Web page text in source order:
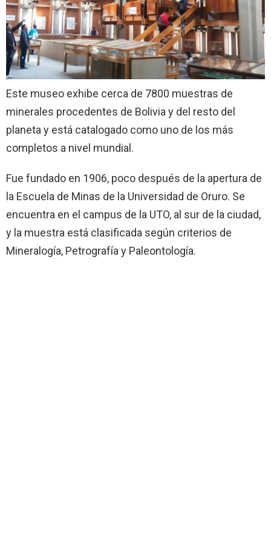
Este museo exhibe cerca de 7800 muestras de
minerales procedentes de Bolivia y del resto del
planeta y está catalogado como uno de los más
completos a nivel mundial.
Fue fundado en 1906, poco después de la apertura de
la Escuela de Minas de la Universidad de Oruro. Se
encuentra en el campus de la UTO, al sur de la ciudad,
y la muestra está clasificada según criterios de
Mineralogía, Petrografía y Paleontología.